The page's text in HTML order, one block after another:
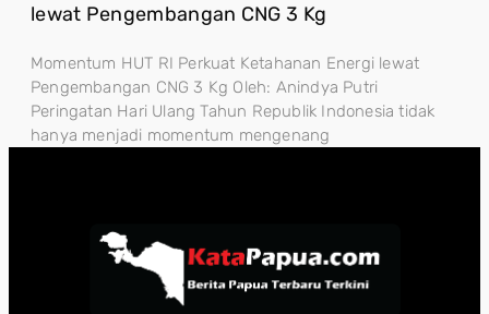
lewat Pengembangan CNG 3 Kg
Momentum HUT RI Perkuat Ketahanan Energi lewat
Pengembangan CNG 3 Kg Oleh: Anindya Putri
Peringatan Hari Ulang Tahun Republik Indonesia tidak
hanya menjadi momentum mengenang